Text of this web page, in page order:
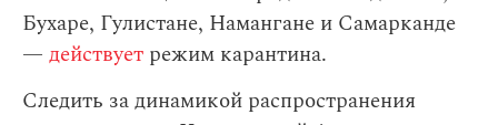
Бухаре, Гулистане, Намангане и Самарканде
— действует режим карантина.
Следить за динамикой распространения